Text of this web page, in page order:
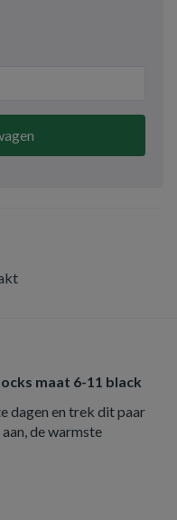
maat 6-11 black
dagen en trek dit paar
de warmste